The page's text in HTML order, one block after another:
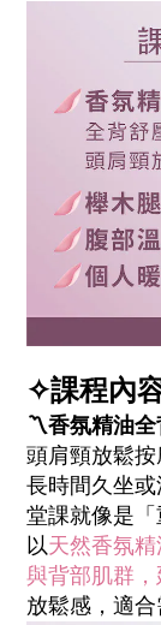
✧課程內
〽️香氛精油
頭肩頸放鬆按
長時間久坐
堂課就像是
以天然香氛
與背部肌群
放鬆感，適